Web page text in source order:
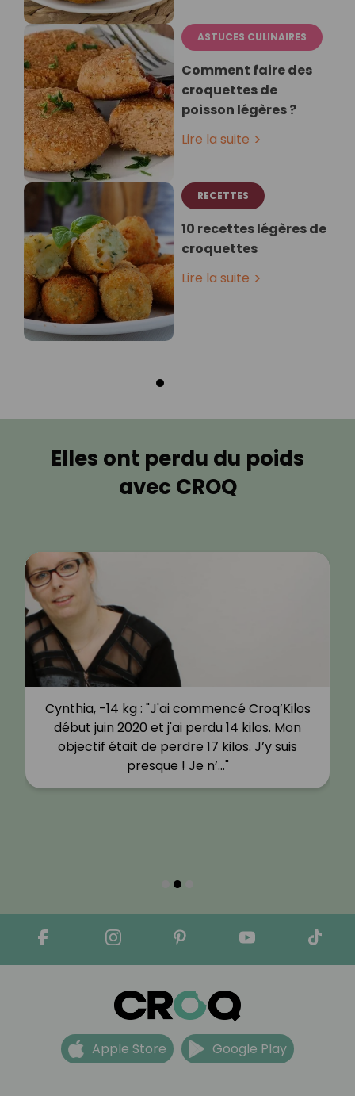
ASTUCES CULINAIRES
Comment faire des
croquettes de
poisson légères ?
Lire la suite
RECETTES
10 recettes légères de
croquettes
Lire la suite
Elles ont perdu du poids
avec CROQ
Cynthia, -14 kg : "J'ai commencé Croq’Kilos
début juin 2020 et j'ai perdu 14 kilos. Mon
objectif était de perdre 17 kilos. J’y suis
presque ! Je n’…"
Apple Store Google Play